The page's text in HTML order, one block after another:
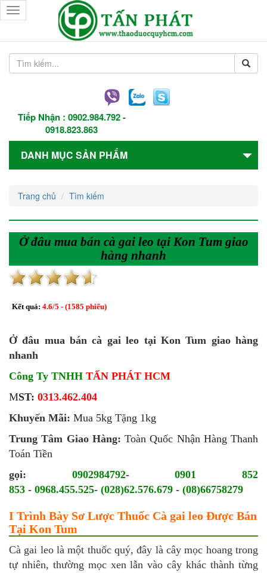
Tiếp Nhận : 0902.984.792-
0918.823.863
Toggle
navigation
DANH MỤC SẢN PHẨM
Trang chủ Tìm kiếm
Ở đâu mua bán cà gai leo tại Kon Tum giao
hàng nhanh
Kết quả: 4.6/5 - (1585 phiếu)
Ở đâu mua bán cà gai leo tại Kon Tum giao hàng
nhanh
Công Ty TNHH TẤN PHÁT HCM
MST: 0313.462.404
Khuyến Mãi: Mua 5kg Tặng 1kg
Trung Tâm Giao Hàng: Toàn Quốc Nhận Hàng Thanh
Toán Tiền
gọi: 0902984792-0901 852
853 - 0968.455.525- (028)62.576.679 - (08)66758279
I Trình Bày Sơ Lược Thuốc Cà gai leo Được Bán
Tại Kon Tum
Cà gai leo là một thuốc quý, đây là cây mọc hoang trong
tự nhiên, thường mọc xen lẫn vào cây khác thành từng